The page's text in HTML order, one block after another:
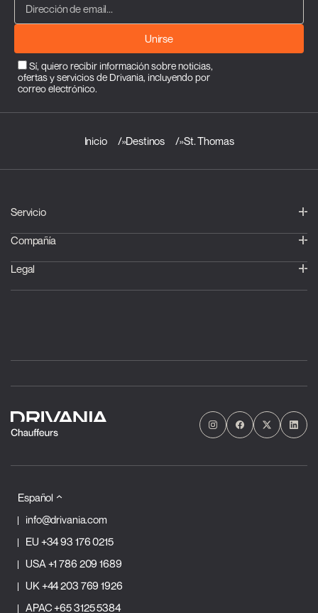
Unirse
Sí, quiero recibir información sobre noticias,
ofertas y servicios de Drivania, incluyendo por
correo electrónico.
Inicio »Destinos »St. Thomas
Servicio
Compañía
Legal
Español
info@drivania.com
EU +34 93 176 0215
USA +1 786 209 1689
UK +44 203 769 1926
APAC+65 3125 5384